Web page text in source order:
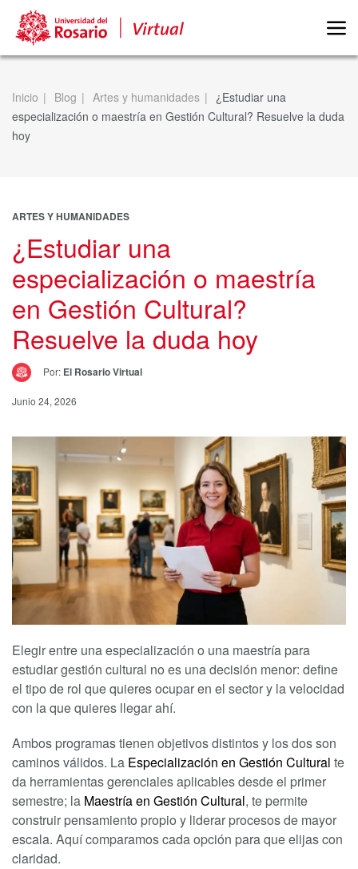
Inicio Blog Artes y humanidades
¿Estudiar una
especialización o maestría en Gestión Cultural? Resuelve la duda
hoy
ARTES Y HUMANIDADES
¿Estudiar una
especialización o maestría
en Gestión Cultural?
Resuelve la duda hoy
Por: El Rosario Virtual
Junio 24, 2026
Elegir entre una especialización o una maestría para
estudiar gestión cultural no es una decisión menor: define
el tipo de rol que quieres ocupar en el sector y la velocidad
con la que quieres llegar ahí.
Ambos programas tienen objetivos distintos y los dos son
caminos válidos. La Especialización en Gestión Cultural te
da herramientas gerenciales aplicables desde el primer
semestre; la Maestría en Gestión Cultural, te permite
construir pensamiento propio y liderar procesos de mayor
escala. Aquí comparamos cada opción para que elijas con
claridad.